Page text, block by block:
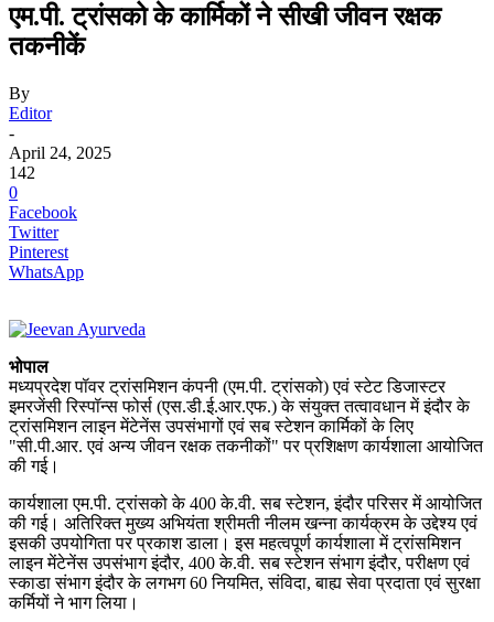
एम.पी. ट्रांसको के कार्मिकों ने सीखी जीवन रक्षक
तकनीकें
By
Editor
-
April 24, 2025
142
0
Facebook
Twitter
Pinterest
WhatsApp
भोपाल
मध्यप्रदेश पॉवर ट्रांसमिशन कंपनी (एम.पी. ट्रांसको) एवं स्टेट डिजास्टर
इमरजेंसी रिस्पॉन्स फोर्स (एस.डी.ई.आर.एफ.) के संयुक्त तत्वावधान में इंदौर के
ट्रांसमिशन लाइन मेंटेनेंस उपसंभागों एवं सब स्टेशन कार्मिकों के लिए
"सी.पी.आर. एवं अन्य जीवन रक्षक तकनीकों" पर प्रशिक्षण कार्यशाला आयोजित
की गई।
कार्यशाला एम.पी. ट्रांसको के 400 के.वी. सब स्टेशन, इंदौर परिसर में आयोजित
की गई। अतिरिक्त मुख्य अभियंता श्रीमती नीलम खन्ना कार्यक्रम के उद्देश्य एवं
इसकी उपयोगिता पर प्रकाश डाला। इस महत्वपूर्ण कार्यशाला में ट्रांसमिशन
लाइन मेंटेनेंस उपसंभाग इंदौर, 400 के.वी. सब स्टेशन संभाग इंदौर, परीक्षण एवं
स्काडा संभाग इंदौर के लगभग 60 नियमित, संविदा, बाह्य सेवा प्रदाता एवं सुरक्षा
कर्मियों ने भाग लिया।